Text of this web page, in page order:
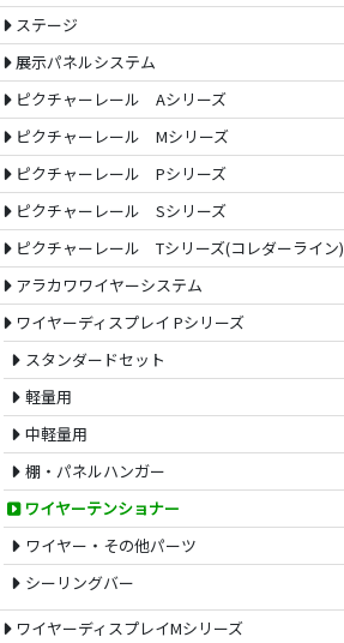
ステージ
展示パネルシステム
ピクチャーレール Aシリーズ
ピクチャーレール Mシリーズ
ピクチャーレール Pシリーズ
ピクチャーレール Sシリーズ
ピクチャーレール Tシリーズ(コレダーライン)
アラカワワイヤーシステム
ワイヤーディスプレイ Pシリーズ
スタンダードセット
軽量用
中軽量用
棚・パネルハンガー
ワイヤーテンショナー
ワイヤー・その他パーツ
シーリングバー
ワイヤーディスプレイMシリーズ